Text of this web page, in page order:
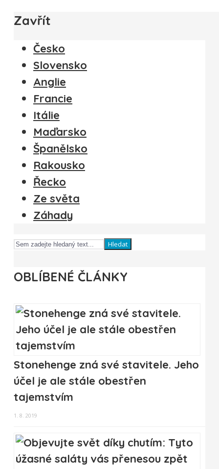
Zavřít
Česko
Slovensko
Anglie
Francie
Itálie
Maďarsko
Španělsko
Rakousko
Řecko
Ze světa
Záhady
Hledat
OBLÍBENÉ ČLÁNKY
Stonehenge zná své stavitele. Jeho
účel je ale stále obestřen
tajemstvím
1. 8. 2019